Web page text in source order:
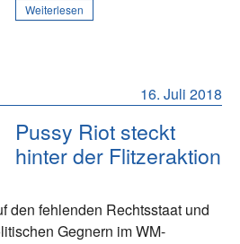
Weiterlesen
16. Juli 2018
Pussy Riot steckt
hinter der Flitzeraktion
den fehlenden Rechtsstaat und
Gegnern im WM-